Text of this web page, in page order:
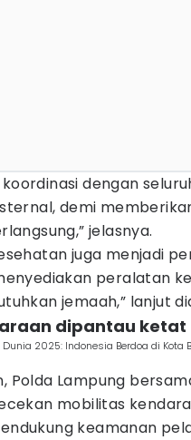
dengan
demi
jelasnya.
juga menjadi
peralatan
jemaah,” lanjut
dipantau ketat
2025: Indonesia Berdoa di Kota
Polda Lampung
mobilitas
keamanan